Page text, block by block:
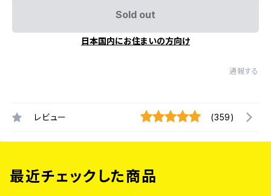
Sold out
日本国内にお住まいの方向け
通報する
レビュー (359)
最近チェックした商品